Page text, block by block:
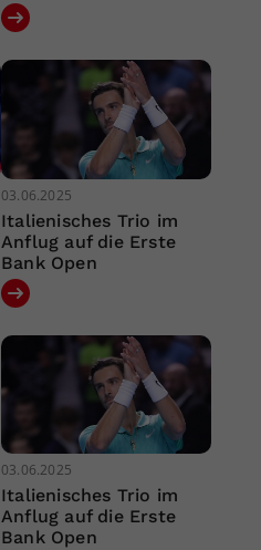
03.06.2025
Italienisches Trio im
Anflug auf die Erste
Bank Open
03.06.2025
Italienisches Trio im
Anflug auf die Erste
Bank Open